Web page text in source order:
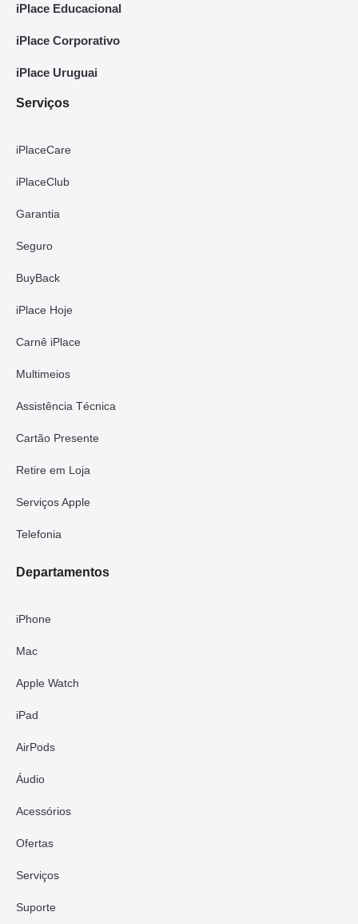
iPlace Educacional
iPlace Corporativo
iPlace Uruguai
Serviços
iPlaceCare
iPlaceClub
Garantia
Seguro
BuyBack
iPlace Hoje
Carnê iPlace
Multimeios
Assistência Técnica
Cartão Presente
Retire em Loja
Serviços Apple
Telefonia
Departamentos
iPhone
Mac
Apple Watch
iPad
AirPods
Áudio
Acessórios
Ofertas
Serviços
Suporte